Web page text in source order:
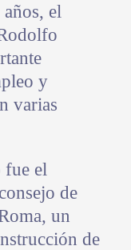
el
y
varias
el
de
un
de